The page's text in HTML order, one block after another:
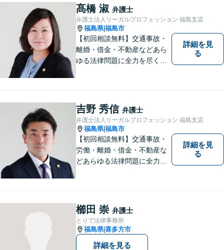
った」と思っていただけるよ
うに全力を尽くしていきま
す。
髙橋 淑 弁護士
弁護士法人リーガルプロフェッション 福島支店
福島県|福島市
【初回相談無料】交通事故・
離婚・借金・不動産などあら
ゆる法律問題に全力を尽くし
す。「弁護士は敷居が高い」
と思わず、お困りの方は是非
ご相談ください。
詳細を見
る
吉野 秀信 弁護士
弁護士法人リーガルプロフェッション 福島支店
福島県|福島市
【初回相談無料】交通事故・
労働・離婚・借金・不動産な
どあらゆる法律問題に全力を
くことを最も重視ししていま
す。お困りの方はまずはご相
談ください。
詳細を見
る
櫛田 崇 弁護士
とりで法律事務所
福島県|喜多方市
詳細を見る